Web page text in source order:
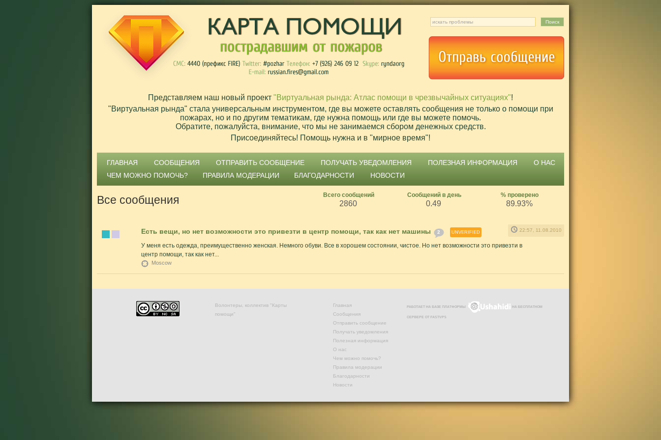
Представляем наш новый проект "Виртуальная рында: Атлас помощи в чрезвычайных ситуациях"!
"Виртуальная рында" стала универсальным инструментом, где вы можете оставлять сообщения не только о помощи при
пожарах, но и по другим тематикам, где нужна помощь или где вы можете помочь.
Обратите, пожалуйста, внимание, что мы не занимаемся сбором денежных средств.
Присоединяйтесь! Помощь нужна и в "мирное время"!
ГЛАВНАЯ СООБЩЕНИЯ ОТПРАВИТЬ СООБЩЕНИЕ ПОЛУЧАТЬ УВЕДОМЛЕНИЯ ПОЛЕЗНАЯ ИНФОРМАЦИЯ
О НАС
ЧЕМ МОЖНО ПОМОЧЬ?
ПРАВИЛА МОДЕРАЦИИ БЛАГОДАРНОСТИ НОВОСТИ
Всего сообщений Сообщений в день % проверено
2860 0.49 89.93%
Все сообщения
Есть вещи, но нет возможности это привезти в центр помощи, так как нет машины 2 UNVERIFIED 22:57, 11.08.2010
У меня есть одежда, преимущественно женская. Немного обуви. Все в хорошем состоянии, чистое. Но нет возможности это привезти в
центр помощи, так как нет...
Moscow
Волонтеры, коллектив "Карты
помощи"
Главная
Сообщения
Отправить сообщение
Получать уведомления
Полезная информация
О нас
Чем можно помочь?
Правила модерации
Благодарности
Новости
РАБОТАЕТ НА БАЗЕ ПЛАТФОРМЫ НА БЕСПЛАТНОМ
СЕРВЕРЕ ОТ FASTVPS